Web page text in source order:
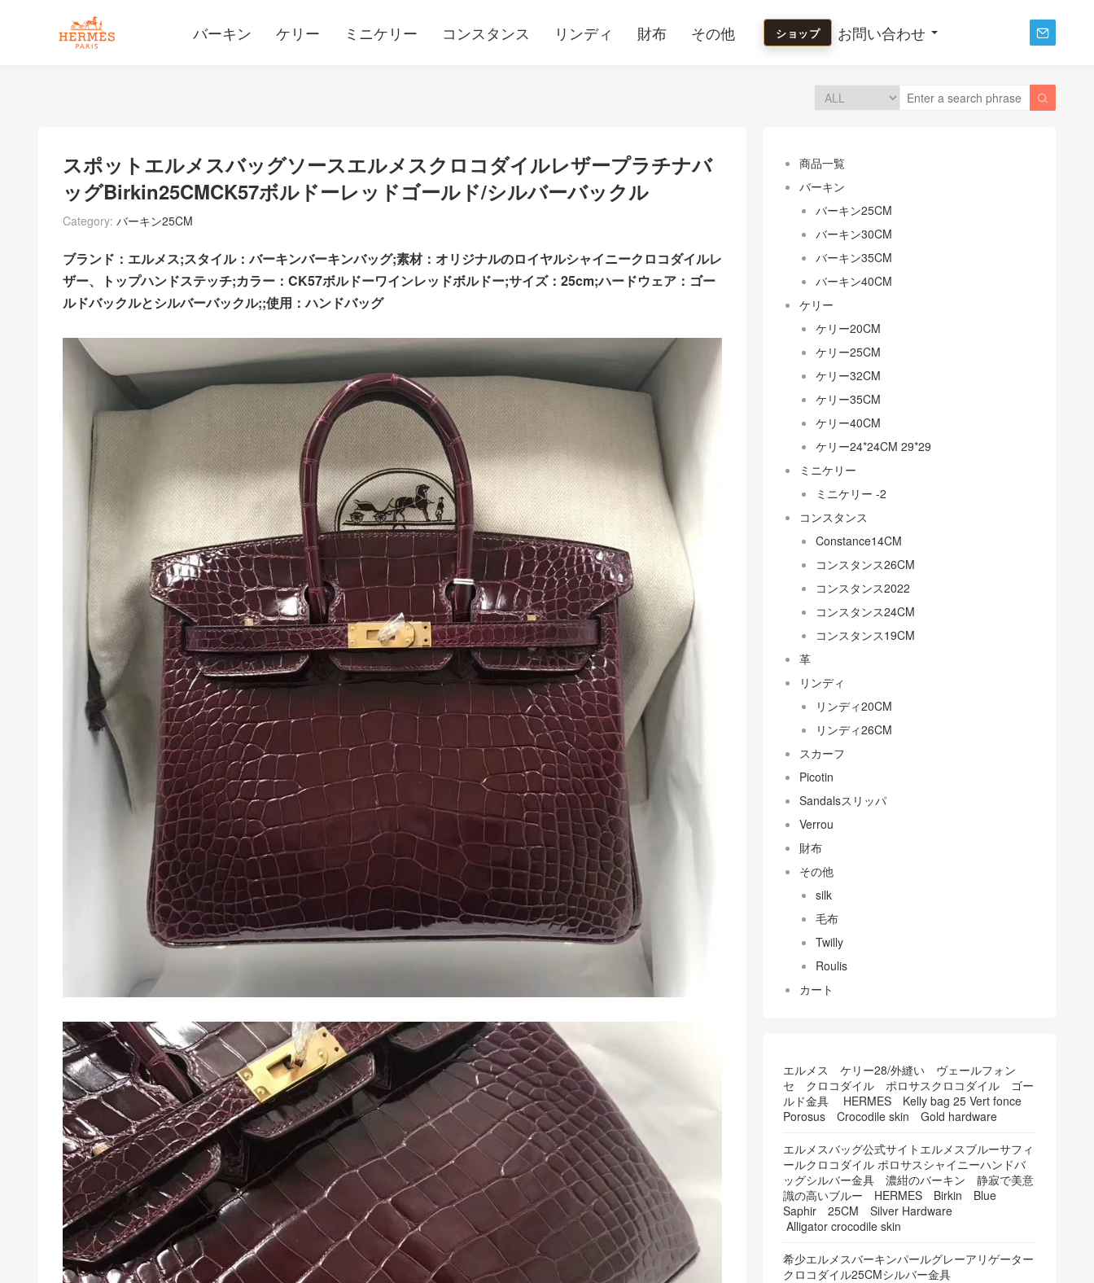
バーキン ケリー ミニケリー コンスタンス リンディ 財布 その他 ショップ お問い合わせ 

スポットエルメスバッグソースエルメスクロコダイルレザープラチナバ
ッグBirkin25CMCK57ボルドーレッドゴールド/シルバーバックル
Category: バーキン25CM
ブランド：エルメス;スタイル：バーキンバーキンバッグ;素材：オリジナルのロイヤルシャイニークロコダイルレ
ザー、トップハンドステッチ;カラー：CK57ボルドーワインレッドボルドー;サイズ：25cm;ハードウェア：ゴー
ルドバックルとシルバーバックル;;使用：ハンドバッグ
商品一覧
バーキン
バーキン25CM
バーキン30CM
バーキン35CM
バーキン40CM
ケリー
ケリー20CM
ケリー25CM
ケリー32CM
ケリー35CM
ケリー40CM
ケリー24*24CM 29*29
ミニケリー
ミニケリー -2
コンスタンス
Constance14CM
コンスタンス26CM
コンスタンス2022
コンスタンス24CM
コンスタンス19CM
革
リンディ
リンディ20CM
リンディ26CM
スカーフ
Picotin
Sandalsスリッパ
Verrou
財布
その他
silk
毛布
Twilly
Roulis
カート
エルメス ケリー28/外縫い ヴェールフォン
セ クロコダイル ポロサスクロコダイル ゴー
ルド金具 HERMES Kelly bag 25 Vert fonce
Porosus Crocodile skin Gold hardware
エルメスバッグ公式サイトエルメスブルーサフィ
ールクロコダイル ポロサスシャイニーハンドバ
ッグシルバー金具 濃紺のバーキン 静寂で美意
識の高いブルー HERMES Birkin Blue
Saphir 25CM Silver Hardware
Alligator crocodile skin
希少エルメスバーキンパールグレーアリゲーター
クロコダイル25CMシルバー金具